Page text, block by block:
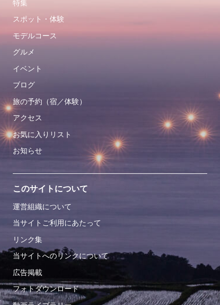
特集
スポット・体験
モデルコース
グルメ
イベント
ブログ
旅の予約（宿／体験）
アクセス
お気に入りリスト
お知らせ
このサイトについて
運営組織について
当サイトご利用にあたって
リンク集
当サイトへのリンクについて
広告掲載
フォトダウンロード